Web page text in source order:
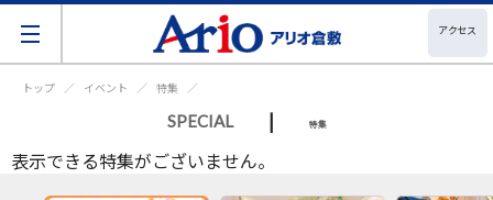
アクセス
トップ イベント 特集
SPECIAL | 特集
表示できる特集がございません。